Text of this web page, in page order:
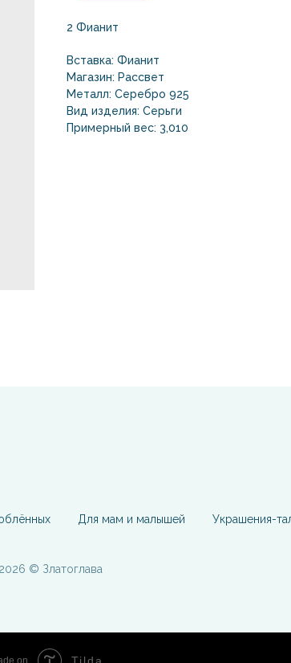
2 Фианит
Вставка: Фианит
Магазин: Рассвет
Металл: Серебро 925
Вид изделия: Серьги
Примерный вес: 3,010
Для мам и малышей Украшения-
2026 © Златоглава
on